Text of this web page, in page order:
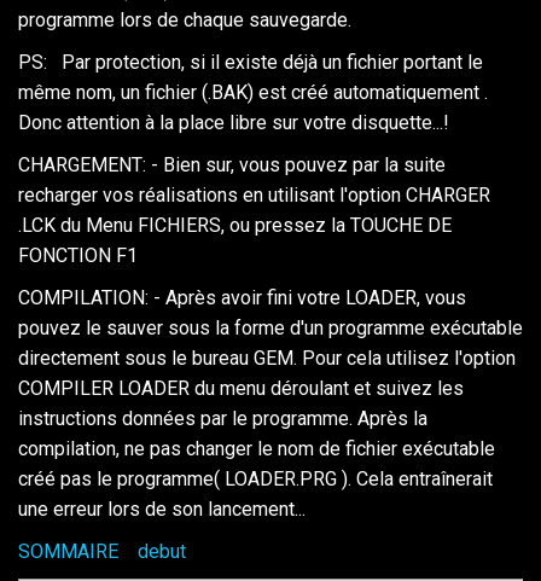
programme lors de chaque sauvegarde.
PS: Par protection, si il existe déjà un fichier portant le
même nom, un fichier (.BAK) est créé automatiquement .
Donc attention à la place libre sur votre disquette...!
CHARGEMENT: - Bien sur, vous pouvez par la suite
recharger vos réalisations en utilisant l'option CHARGER
.LCK du Menu FICHIERS, ou pressez la TOUCHE DE
FONCTION F1
COMPILATION: - Après avoir fini votre LOADER, vous
pouvez le sauver sous la forme d'un programme exécutable
directement sous le bureau GEM. Pour cela utilisez l'option
COMPILER LOADER du menu déroulant et suivez les
instructions données par le programme. Après la
compilation, ne pas changer le nom de fichier exécutable
créé pas le programme( LOADER.PRG ). Cela entraînerait
une erreur lors de son lancement...
SOMMAIRE
debut